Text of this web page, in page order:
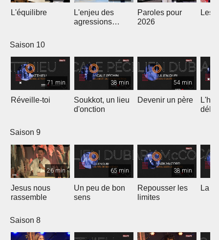
L'équilibre
L'enjeu des
agressions
Paroles pour
2026
Les
Saison 10
71 min
Réveille-toi
38 min
Soukkot, un lieu
d'onction
54 min
Devenir un père
Saison 9
26 min
Jesus nous
rassemble
65 min
Un peu de bon
sens
38 min
Repousser les
limites
La
Saison 8